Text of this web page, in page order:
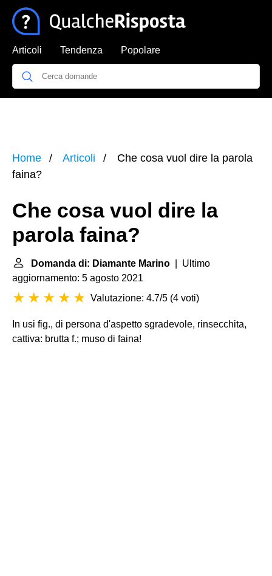
Articoli Tendenza Popolare
Home Articoli
Che cosa vuol dire la parola
faina?
Che cosa vuol dire la
parola faina?
Domanda di: Diamante Marino | Ultimo
aggiornamento: 5 agosto 2021
Valutazione: 4.7/5 (4 voti)
In usi fig., di persona d'aspetto sgradevole, rinsecchita,
cattiva: brutta f.; muso di faina!